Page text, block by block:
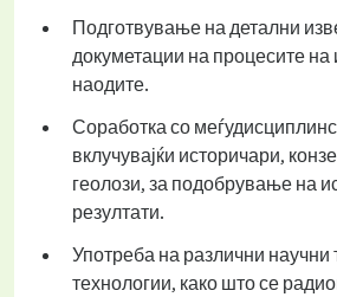
Подготвување на детални
докуметации на процесите
наодите.
Соработка со
вклучувајќи историчари,
геолози, за подобрување на
резултати.
Употреба на различни научни
технологии, како што се